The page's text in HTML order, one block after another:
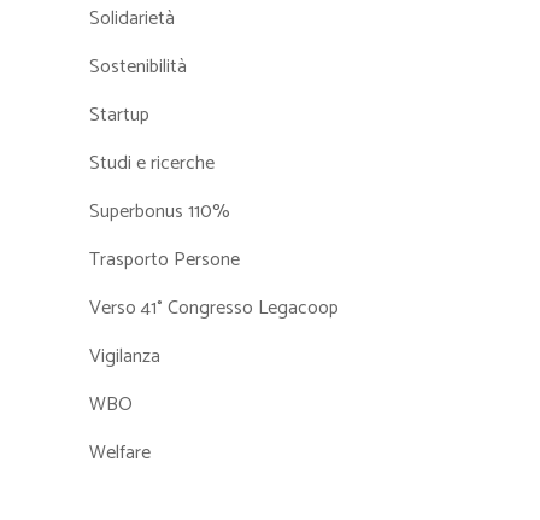
Solidarietà
Sostenibilità
Startup
Studi e ricerche
Superbonus 110%
Trasporto Persone
Verso 41° Congresso Legacoop
Vigilanza
WBO
Welfare